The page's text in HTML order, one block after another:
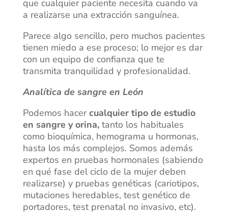
que cualquier paciente necesita cuando va
a realizarse una extracción sanguínea.
Parece algo sencillo, pero muchos pacientes
tienen miedo a ese proceso; lo mejor es dar
con un equipo de confianza que te
transmita tranquilidad y profesionalidad.
Analítica de sangre en León
Podemos hacercualquier tipo de estudio
en sangre y orina, tanto los habituales
como bioquímica, hemograma u hormonas,
hasta los más complejos. Somos además
expertos en pruebas hormonales (sabiendo
en qué fase del ciclo de la mujer deben
realizarse) y pruebas genéticas (cariotipos,
mutaciones heredables, test genético de
portadores, test prenatal no invasivo, etc).